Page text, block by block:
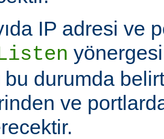
IP adresi ve
durumda
ve